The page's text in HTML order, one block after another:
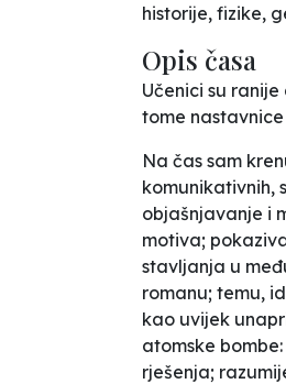
historije, fizike,
Opis časa
Učenici su
tome
Na čas sam
komunikativnih,
objašnjavanje i
motiva;
stavljanja u
romanu; temu,
kao uvijek
atomske
rješenja;